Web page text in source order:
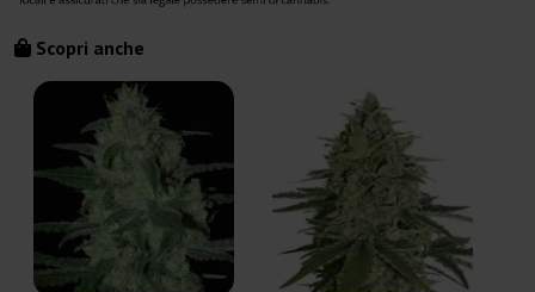
Scopri anche